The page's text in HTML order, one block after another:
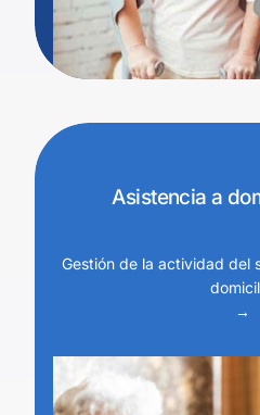
Asistencia a
Gestión de la actividad del
→